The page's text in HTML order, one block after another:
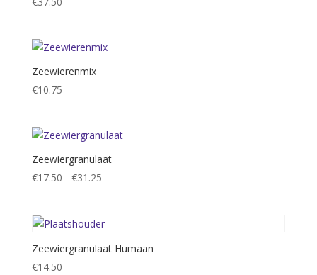
Zeewierenmix
€10.75
Zeewiergranulaat
€17.50 - €31.25Prijsklasse:
€31.25
Zeewiergranulaat Humaan
€14.50